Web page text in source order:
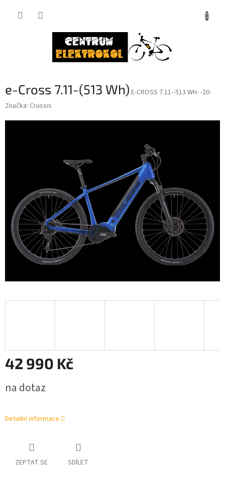
e-Cross 7.11-(513 Wh) E-CROSS 7.11--513 WH- -20-
Značka: Crussis
42 990 Kč
cena:
na dotaz
Detailní informace
ZEPTAT SE SDÍLET